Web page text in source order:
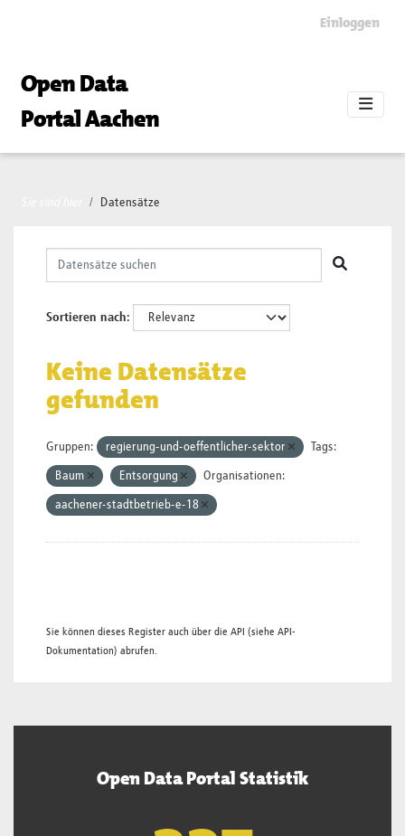
Einloggen
Open Data
Portal Aachen
Datensätze
Sortieren nach
Keine Datensätze
gefunden
Gruppen: regierung-und-oeffentlicher-sektor Tags:
Baum Entsorgung Organisationen:
aachener-stadtbetrieb-e-18
Sie können dieses Register auch über die API (siehe API-
Dokumentation) abrufen.
Open Data Portal Statistik